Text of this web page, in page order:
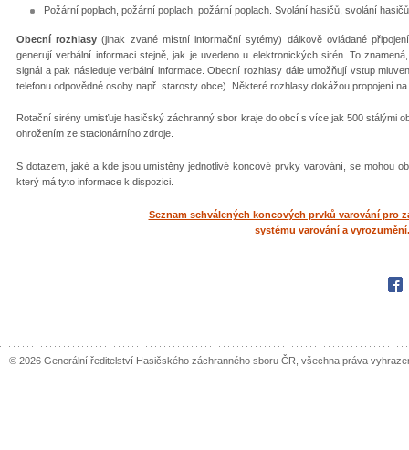
Požární poplach, požární poplach, požární poplach. Svolání hasičů, svolání
Obecní rozhlasy (jinak zvané místní informační sytémy) dálkově ovládané
generují verbální informaci stejně, jak je uvedeno u elektronických sirén. To
signál a pak následuje verbální informace. Obecní rozhlasy dále umožňují vstup
telefonu odpovědné osoby např. starosty obce). Některé rozhlasy dokážou propojení
Rotační sirény umisťuje hasičský záchranný sbor kraje do obcí s více jak 500 stálými
ohrožením ze stacionárního zdroje.
S dotazem, jaké a kde jsou umístěny jednotlivé koncové prvky varování, se mohou
který má tyto informace k dispozici.
Seznam schválených koncových prvků varování pro
systému varování a vyrozumění.
© 2026 Generální ředitelství Hasičského záchranného sboru ČR, všechna práva